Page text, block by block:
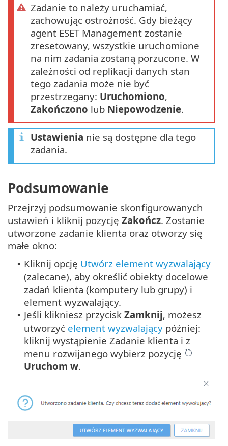
Zadanie to należy uruchamiać,
zachowując ostrożność. Gdy bieżący
agent ESET Management zostanie
zresetowany, wszystkie uruchomione
na nim zadania zostaną porzucone. W
zależności od replikacji danych stan
tego zadania może nie być
przestrzegany: Uruchomiono,
Zakończono lub Niepowodzenie.
Ustawienia nie są dostępne dla tego
zadania.
Podsumowanie
Przejrzyj podsumowanie skonfigurowanych
ustawień i kliknij pozycję Zakończ. Zostanie
utworzone zadanie klienta oraz otworzy się
małe okno:
• Kliknij opcję Utwórz element wyzwalający
(zalecane), aby określić obiekty docelowe
zadań klienta (komputery lub grupy) i
element wyzwalający.
• Jeśli klikniesz przycisk Zamknij, możesz
utworzyć element wyzwalający później:
kliknij wystąpienie Zadanie klienta i z
menu rozwijanego wybierz pozycję
Uruchom w.